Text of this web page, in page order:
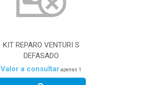
KIT REPARO VENTURI S
DEFASADO
Valor a consultarapenas 1